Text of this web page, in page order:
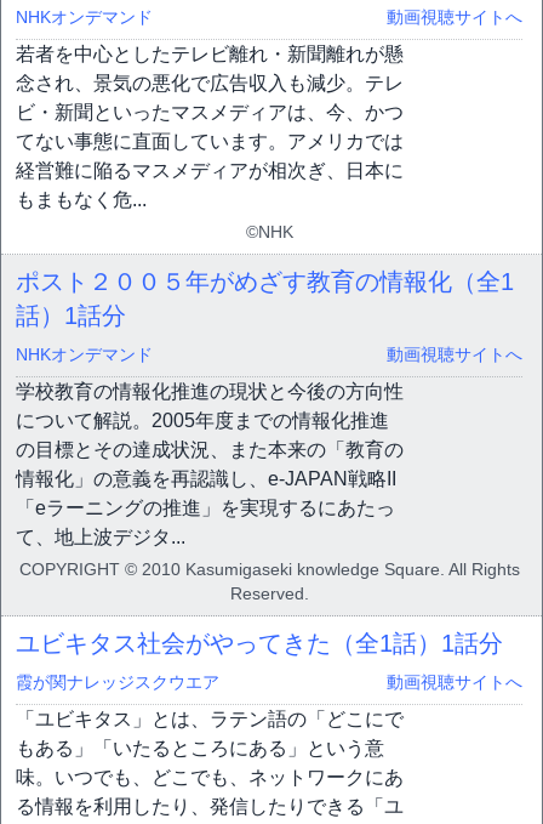
NHKオンデマンド 動画視聴サイトへ
若者を中心としたテレビ離れ・新聞離れが懸
念され、景気の悪化で広告収入も減少。テレ
ビ・新聞といったマスメディアは、今、かつ
てない事態に直面しています。アメリカでは
経営難に陥るマスメディアが相次ぎ、日本に
もまもなく危...
©NHK
ポスト２００５年がめざす教育の情報化（全1
話） 1話分
NHKオンデマンド 動画視聴サイトへ
学校教育の情報化推進の現状と今後の方向性
について解説。2005年度までの情報化推進
の目標とその達成状況、また本来の「教育の
情報化」の意義を再認識し、e-JAPAN戦略II
「eラーニングの推進」を実現するにあたっ
て、地上波デジタ...
COPYRIGHT © 2010 Kasumigaseki knowledge Square. All Rights
Reserved.
ユビキタス社会がやってきた（全1話） 1話分
霞が関ナレッジスクウエア 動画視聴サイトへ
「ユビキタス」とは、ラテン語の「どこにで
もある」「いたるところにある」という意
味。いつでも、どこでも、ネットワークにあ
る情報を利用したり、発信したりできる「ユ